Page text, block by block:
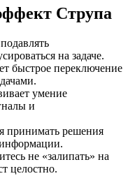
Струпа
на задаче.
быстрое переключение
умение
и
принимать решения
не «залипать» на
целостно.